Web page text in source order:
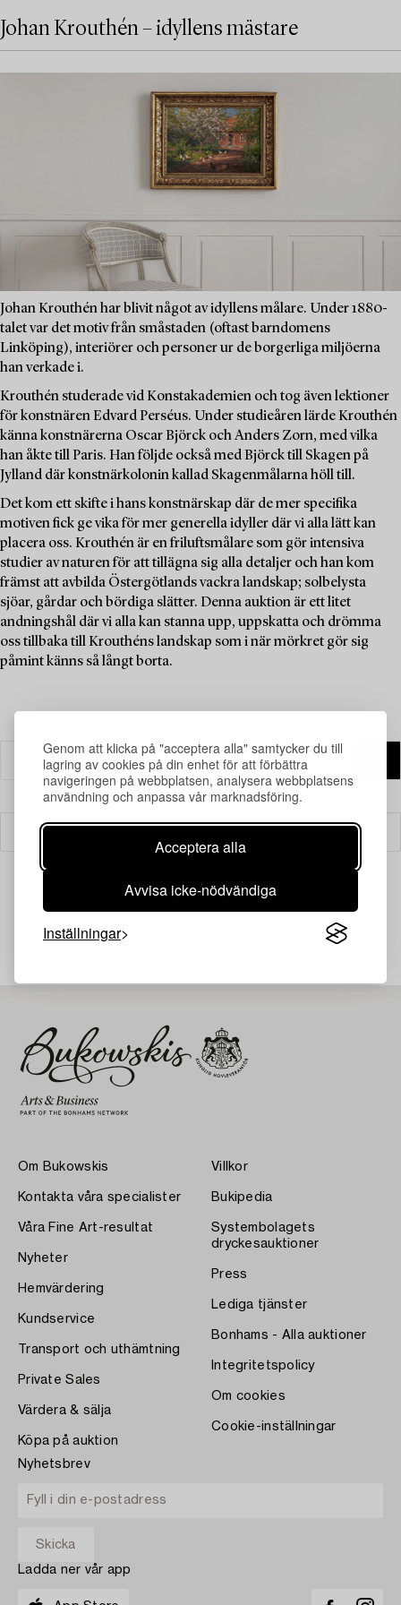
Genom att klicka på "acceptera alla" samtycker du till
lagring av cookies på din enhet för att förbättra
navigeringen på webbplatsen, analysera webbplatsens
användning och anpassa vår marknadsföring.
Acceptera alla
Avvisa icke-nödvändiga
Inställningar
Johan Krouthén – idyllens mästare
Johan Krouthén har blivit något av idyllens målare. Under 1880-
talet var det motiv från småstaden (oftast barndomens
Linköping), interiörer och personer ur de borgerliga miljöerna
han verkade i.
Krouthén studerade vid Konstakademien och tog även lektioner
för konstnären Edvard Perséus. Under studieåren lärde Krouthén
känna konstnärerna Oscar Björck och Anders Zorn, med vilka
han åkte till Paris. Han följde också med Björck till Skagen på
Jylland där konstnärkolonin kallad Skagenmålarna höll till.
Det kom ett skifte i hans konstnärskap där de mer specifika
motiven fick ge vika för mer generella idyller där vi alla lätt kan
placera oss. Krouthén är en friluftsmålare som gör intensiva
studier av naturen för att tillägna sig alla detaljer och han kom
främst att avbilda Östergötlands vackra landskap; solbelysta
sjöar, gårdar och bördiga slätter. Denna auktion är ett litet
andningshål där vi alla kan stanna upp, uppskatta och drömma
oss tillbaka till Krouthéns landskap som i när mörkret gör sig
påmint känns så långt borta.
Om Bukowskis
Kontakta våra specialister
Våra Fine Art-resultat
Nyheter
Hemvärdering
Kundservice
Transport och uthämtning
Private Sales
Värdera & sälja
Köpa på auktion
Villkor
Bukipedia
Systembolagets
dryckesauktioner
Press
Lediga tjänster
Bonhams - Alla auktioner
Integritetspolicy
Om cookies
Cookie-inställningar
Nyhetsbrev
Ladda ner vår app